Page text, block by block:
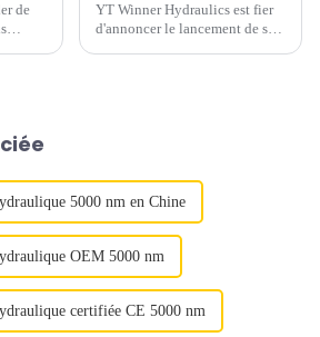
de
YT Winner Hydraulics est fier
d'annoncer le lancement de ses
5000 nm en Chine
OEM 5000 nm
certifiée CE 5000 nm